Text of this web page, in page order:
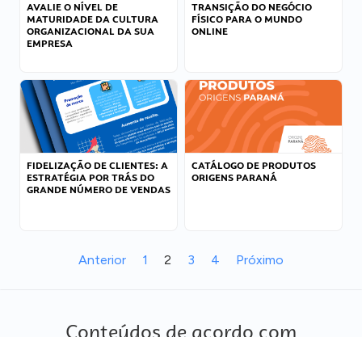
AVALIE O NÍVEL DE
MATURIDADE DA CULTURA
ORGANIZACIONAL DA SUA
EMPRESA
TRANSIÇÃO DO NEGÓCIO
FÍSICO PARA O MUNDO
ONLINE
FIDELIZAÇÃO DE CLIENTES: A
ESTRATÉGIA POR TRÁS DO
GRANDE NÚMERO DE VENDAS
CATÁLOGO DE PRODUTOS
ORIGENS PARANÁ
Anterior 1 2 3 4 Próximo